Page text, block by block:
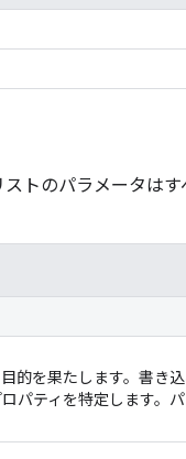
トのパラメータは
的を果たします。書き
パティを特定します。